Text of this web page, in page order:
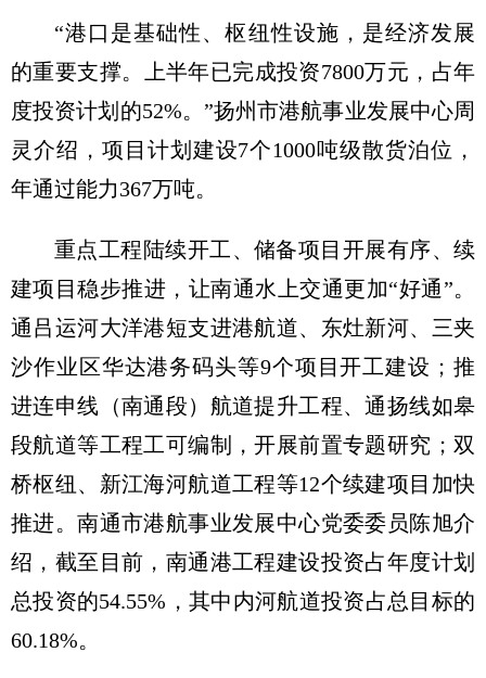
“港口是基础性、枢纽性设施，是经济发展
的重要支撑。上半年已完成投资7800万元，占年
度投资计划的52%。”扬州市港航事业发展中心周
灵介绍，项目计划建设7个1000吨级散货泊位，
年通过能力367万吨。
重点工程陆续开工、储备项目开展有序、续
建项目稳步推进，让南通水上交通更加“好通”。
通吕运河大洋港短支进港航道、东灶新河、三夹
沙作业区华达港务码头等9个项目开工建设；推
进连申线（南通段）航道提升工程、通扬线如皋
段航道等工程工可编制，开展前置专题研究；双
桥枢纽、新江海河航道工程等12个续建项目加快
推进。南通市港航事业发展中心党委委员陈旭介
绍，截至目前，南通港工程建设投资占年度计划
总投资的54.55%，其中内河航道投资占总目标的
60.18%。